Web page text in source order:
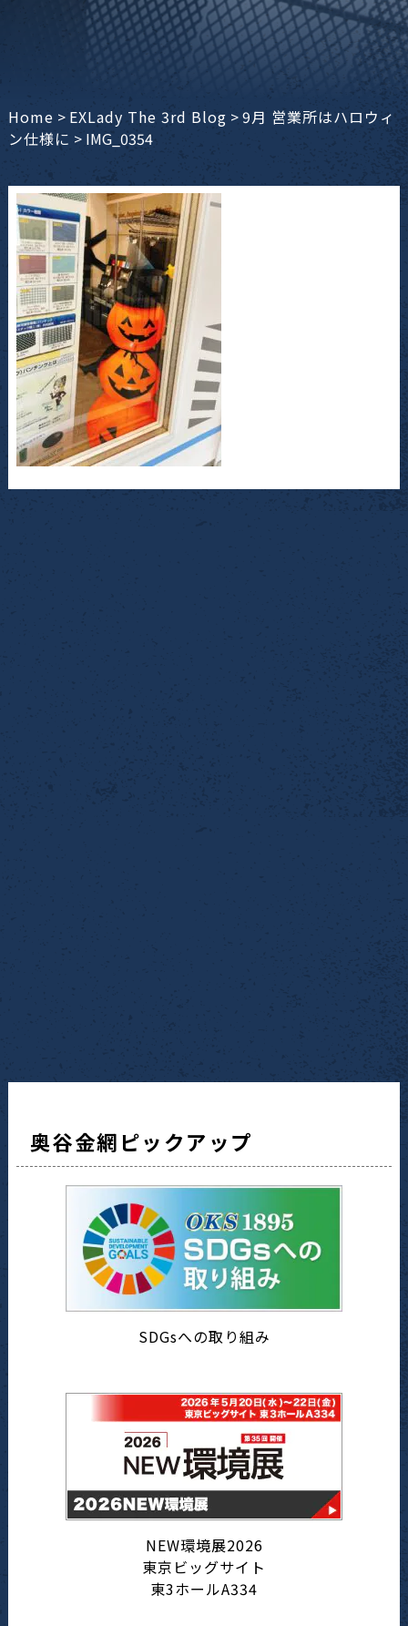
Home > EXLady The 3rd Blog >9月 営業所はハロウィ
ン仕様に > IMG_0354
奥谷金網ピックアップ
SDGsへの取り組み
NEW環境展2026
東京ビッグサイト
東3ホールA334